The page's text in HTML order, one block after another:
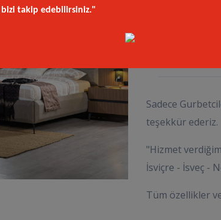
Sadece
teşekkür ederiz.
"Hizmet
İsviçre - İsveç -
Tüm özellikler
bizi takip edebilirsiniz."